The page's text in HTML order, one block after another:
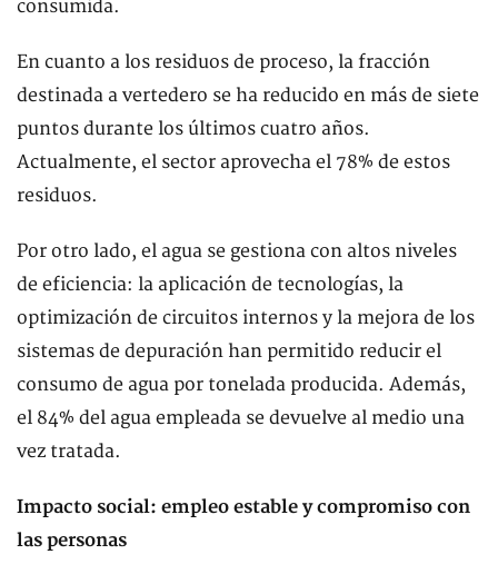
consumida.
En cuanto a los residuos de proceso, la fracción
destinada a vertedero se ha reducido en más de siete
puntos durante los últimos cuatro años.
Actualmente, el sector aprovecha el 78% de estos
residuos.
Por otro lado, el agua se gestiona con altos niveles
de eficiencia: la aplicación de tecnologías, la
optimización de circuitos internos y la mejora de los
sistemas de depuración han permitido reducir el
consumo de agua por tonelada producida. Además,
el 84% del agua empleada se devuelve al medio una
vez tratada.
Impacto social: empleo estable y compromiso con
las personas